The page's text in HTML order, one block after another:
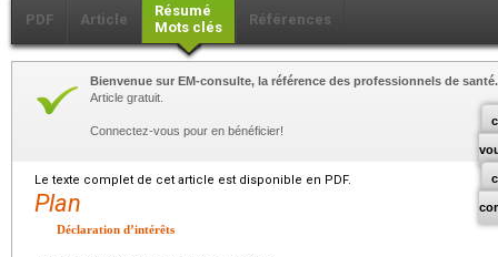
PDF Article
Résumé
Mots clés
Références
Bienvenue sur EM-consulte, la référence des professionnels de santé.
Article gratuit.
Connectez-vous pour en bénéficier!
Le texte complet de cet article est disponible en PDF.
Plan
Déclaration d’intérêts